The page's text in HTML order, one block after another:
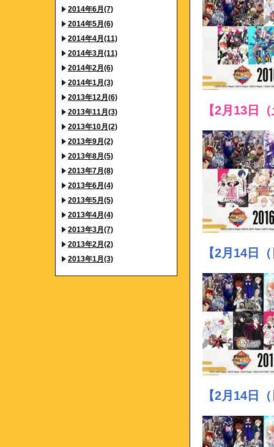
2014年6月(7)
2014年5月(6)
2014年4月(11)
2014年3月(11)
2014年2月(6)
2014年1月(3)
2013年12月(6)
2013年11月(3)
2013年10月(2)
2013年9月(2)
2013年8月(5)
2013年7月(8)
2013年6月(4)
2013年5月(5)
2013年4月(4)
2013年3月(7)
2013年2月(2)
2013年1月(3)
【2月13日
【2月14日
【2月14日